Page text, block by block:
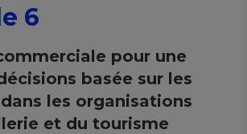
6
pour une
basée sur les
les organisations
et du tourisme